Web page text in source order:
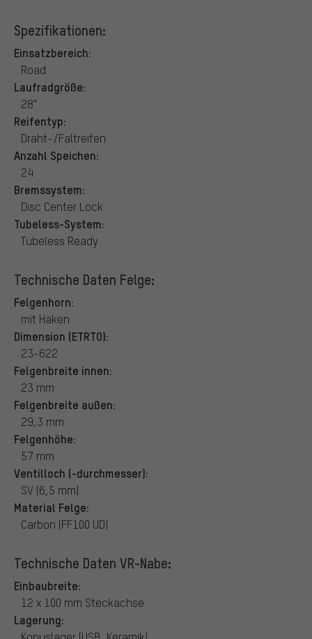
Spezifikationen:
Einsatzbereich:
Road
Laufradgröße:
28"
Reifentyp:
Draht-/Faltreifen
Anzahl Speichen:
24
Bremssystem:
Disc Center Lock
Tubeless-System:
Tubeless Ready
Technische Daten Felge:
Felgenhorn:
mit Haken
Dimension (ETRTO):
23-622
Felgenbreite innen:
23 mm
Felgenbreite außen:
29,3 mm
Felgenhöhe:
57 mm
Ventilloch (-durchmesser):
SV (6,5 mm)
Material Felge:
Carbon (FF100 UD)
Technische Daten VR-Nabe:
Einbaubreite:
12 x 100 mm Steckachse
Lagerung: